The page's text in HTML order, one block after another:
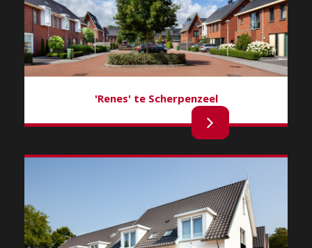
'Renes' te Scherpenzeel